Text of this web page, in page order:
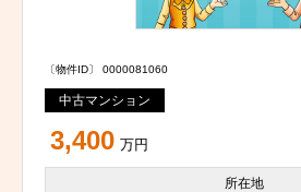
〔物件ID〕 0000081060
中古マンション
3,400 万円
所在地